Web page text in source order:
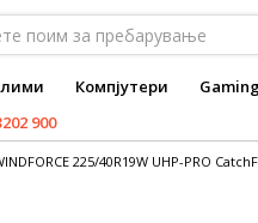
Компјутери
900
225/40R19W UHP-PRO